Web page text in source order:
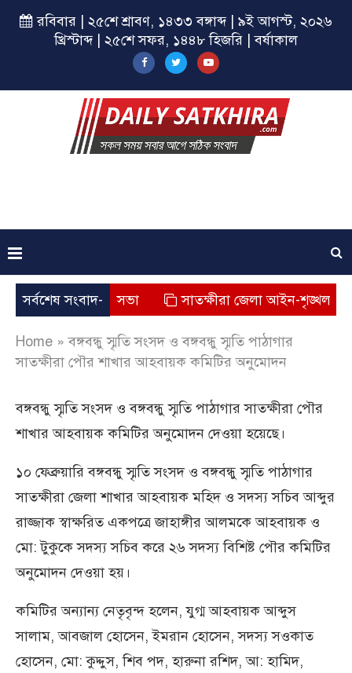
রবিবার | ২৫শে শ্রাবণ, ১৪৩৩ বঙ্গাব্দ | ৯ই আগস্ট, ২০২৬
খ্রিস্টাব্দ | ২৫শে সফর, ১৪৪৮ হিজরি | বর্ষাকাল
সর্বশেষ সংবাদ-
সমাপনী সভা সাতক্ষীরা জেলা আইন-শৃঙ্খলা বিষয়ক
Home »বঙ্গবন্ধু স্মৃতি সংসদ ও বঙ্গবন্ধু স্মৃতি পাঠাগার
সাতক্ষীরা পৌর শাখার আহবায়ক কমিটির অনুমোদন
বঙ্গবন্ধু স্মৃতি সংসদ ও বঙ্গবন্ধু স্মৃতি পাঠাগার সাতক্ষীরা পৌর
শাখার আহবায়ক কমিটির অনুমোদন দেওয়া হয়েছে।
১০ ফেব্রুয়ারি বঙ্গবন্ধু স্মৃতি সংসদ ও বঙ্গবন্ধু স্মৃতি পাঠাগার
সাতক্ষীরা জেলা শাখার আহবায়ক মহিদ ও সদস্য সচিব আব্দুর
রাজ্জাক স্বাক্ষরিত একপত্রে জাহাঙ্গীর আলমকে আহবায়ক ও
মো: টুকুকে সদস্য সচিব করে ২৬ সদস্য বিশিষ্ট পৌর কমিটির
অনুমোদন দেওয়া হয়।
কমিটির অন্যান্য নেতৃবৃন্দ হলেন, যুগ্ম আহবায়ক আব্দুস
সালাম, আবজাল হোসেন, ইমরান হোসেন, সদস্য সওকাত
হোসেন, মো: কুদ্দুস, শিব পদ, হারুনা রশিদ, আ: হামিদ,